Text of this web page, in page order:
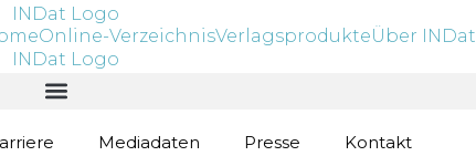
Online-VerzeichnisVerlagsprodukteÜber INDat
Mediadaten Presse Kontakt